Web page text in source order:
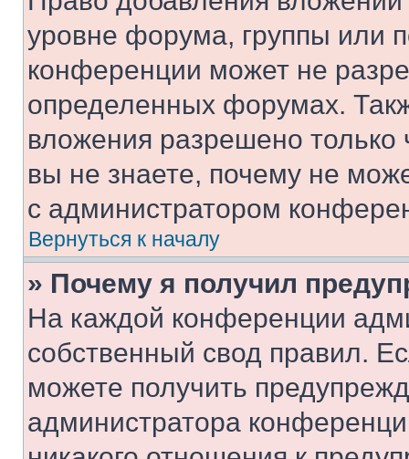
уровне форума, группы или
конференции может не
определенных форумах.
вложения разрешено
вы не знаете, почему не
с администратором
Вернуться к началу
» Почему я получил
На каждой конференции
собственный свод правил.
можете получить
администратора